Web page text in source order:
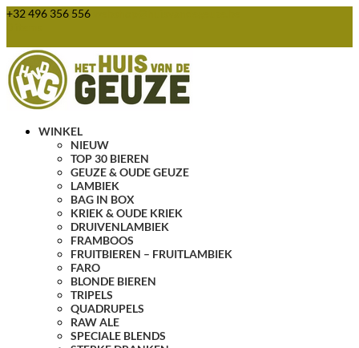
+32 496 356 556
WINKEL
NIEUW
TOP 30 BIEREN
GEUZE & OUDE GEUZE
LAMBIEK
BAG IN BOX
KRIEK & OUDE KRIEK
DRUIVENLAMBIEK
FRAMBOOS
FRUITBIEREN – FRUITLAMBIEK
FARO
BLONDE BIEREN
TRIPELS
QUADRUPELS
RAW ALE
SPECIALE BLENDS